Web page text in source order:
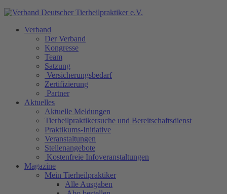
Verband
Der Verband
Kongresse
Team
Satzung
Versicherungsbedarf
Zertifizierung
Partner
Aktuelles
Aktuelle Meldungen
Tierheilpraktikersuche und Bereitschaftsdienst
Praktikums-Initiative
Veranstaltungen
Stellenangebote
Kostenfreie Infoveranstaltungen
Magazine
Mein Tierheilpraktiker
Alle Ausgaben